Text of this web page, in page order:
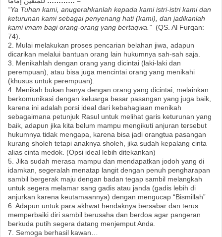
“Ya Tuhan kami, anugerahkanlah kepada kami istri-istri kami dan
keturunan kami sebagai penyenang hati (kami), dan jadikanlah
kami imam bagi orang-orang yang bertaqwa.” (QS. Al Furqan:
74).
2. Mulai melakukan proses pencarian belahan jiwa, adapun
dicarikan melalui bantuan orang lain hukumnya sah-sah saja.
3. Menikahlah dengan orang yang dicintai (laki-laki dan
perempuan), atau bisa juga mencintai orang yang menikahi
(khusus untuk perempuan).
4. Menikah bukan hanya dengan orang yang dicintai, melainkan
berkomunikasi dengan keluarga besar pasangan yang juga baik,
karena ini adalah porsi ideal dari kebahagiaan menikah
sebagaimana petunjuk Rasul untuk melihat garis keturunan yang
baik, adapun jika kita belum mampu mengikuti anjuran tersebut
hukumnya tidak mengapa, karena bisa jadi orangtua pasangan
kurang sholeh tetapi anaknya sholeh, jika sudah kepalang cinta
alias cinta medok. (Opsi ideal lebih ditekankan)
5. Jika sudah merasa mampu dan mendapatkan jodoh yang di
idamkan, segeralah menatap langit dengan penuh pengharapan
sambil bergerak maju dengan badan tegap sambil melangkah
untuk segera melamar sang gadis atau janda (gadis lebih di
anjurkan karena keutamaannya) dengan mengucap “Bismillah”
6. Adapun untuk para akhwat hendaknya bersabar dan terus
memperbaiki diri sambil berusaha dan berdoa agar pangeran
berkuda putih segera datang menjemput Anda.
7. Semoga berhasil kawan…